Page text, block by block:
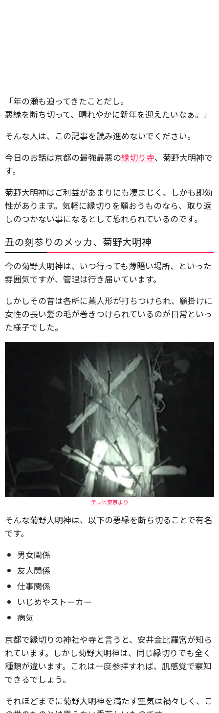
「年の瀬も迫ってきたことだし。
悪縁を断ち切って、晴れやかに新年を迎えたいなぁ。」
そんな人は、この記事を読み進めないでください。
今日のお話は京都の最強最悪の縁切り寺、菊野大明神で
す。
菊野大明神はご利益があまりにも凄まじく、しかも即効
性があります。気軽に縁切りを願おうものなら、取り返
しのつかない事になるとして恐れられているのです。
丑の刻参りのメッカ、菊野大明神
今の菊野大明神は、いつ行っても薄暗い場所、といった
雰囲気ですが、管理は行き届いています。
しかしその昔は各所に藁人形が打ちつけられ、願掛けに
女性の長い髪の毛が巻きつけられているのが日常といっ
た様子でした。
テレビ東京より
そんな菊野大明神は、以下の悪縁を断ち切ることで有名
です。
男女関係
友人関係
仕事関係
いじめやストーカー
病気
京都で縁切りの神社や寺と言うと、安井金比羅宮が知ら
れています。 しかし菊野大明神は、同じ縁切りでも全く
種類が違います。 これは一度参拝すれば、肌感覚で察知
できるでしょう。
それほどまでに菊野大明神を満たす空気は禍々しく、こ